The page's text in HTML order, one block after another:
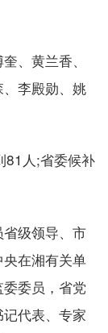
、黄兰香、
李殿勋、姚
人;省委候补
级领导、市
在湘有关单
委员，省党
代表、专家